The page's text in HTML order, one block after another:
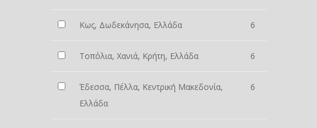
Κως, Δωδεκάνησα, Ελλάδα 6
Τοπόλια, Χανιά, Κρήτη, Ελλάδα 6
Έδεσσα, Πέλλα, Κεντρική Μακεδονία,
Ελλάδα
6